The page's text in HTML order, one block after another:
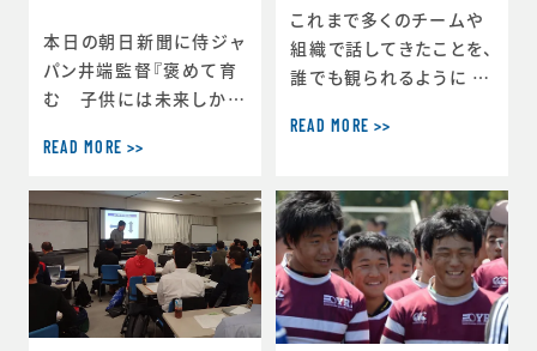
本日の朝日新聞に侍ジャ
パン井端監督『褒めて育
む 子供には未来しかな
れば出来るの自己効力
感が大切』の記事が掲載
されました。
READ MORE >>
これまで多くのチームや
組織で話してきたことを、
誰でも観られるように Y
ポーツ心理学で勝つ」を
ンネルでは、スポーツ心
理学をベースにした理論
考え方を選手・指導者・
ビジネスパーソン・保護
者のみなさまに発信して
いきます。 このような状
READ MORE >>